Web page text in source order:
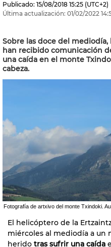
Publicado: 15/08/2018 15:25 (UTC+2)
Última actualización: 01/02/2022
Sobre las doce del
han recibido comunicación
una caída en el monte
cabeza.
Fotografía de artxivo del monte Txindoki.
El helicóptero de la
miércoles al mediodía a un
herido tras sufrir una caída